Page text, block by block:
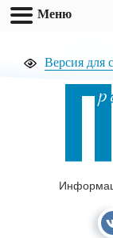
Версия для
Меню